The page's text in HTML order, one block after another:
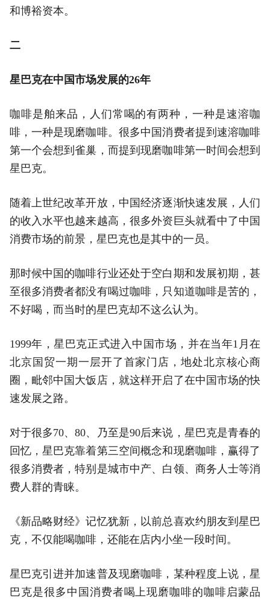
和博裕资本。
二
星巴克在中国市场发展的26年
咖啡是舶来品，人们常喝的有两种，一种是速溶咖
啡，一种是现磨咖啡。很多中国消费者提到速溶咖啡
第一个会想到雀巢，而提到现磨咖啡第一时间会想到
星巴克。
随着上世纪改革开放，中国经济逐渐快速发展，人们
的收入水平也越来越高，很多外资巨头就看中了中国
消费市场的前景，星巴克也是其中的一员。
那时候中国的咖啡行业还处于空白期和发展初期，甚
至很多消费者都没有喝过咖啡，只知道咖啡是苦的，
不好喝，而当时的星巴克却不这么认为。
1999年，星巴克正式进入中国市场，并在当年1月在
北京国贸一期一层开了首家门店，地处北京核心商
圈，毗邻中国大饭店，就这样开启了在中国市场的快
速发展之路。
对于很多70、80、乃至是90后来说，星巴克是青春的
回忆，星巴克靠着第三空间概念和现磨咖啡，赢得了
很多消费者，特别是城市中产、白领、商务人士等消
费人群的青睐。
《新品略财经》记忆犹新，以前总喜欢约朋友到星巴
克，不仅能喝咖啡，还能在店内小坐一段时间。
星巴克引进并加速普及现磨咖啡，某种程度上说，星
巴克是很多中国消费者喝上现磨咖啡的咖啡启蒙品